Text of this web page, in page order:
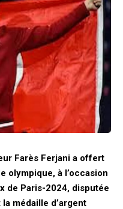
Farès Ferjani a offert
olympique, à l’occasion
de Paris-2024, disputée
médaille d’argent